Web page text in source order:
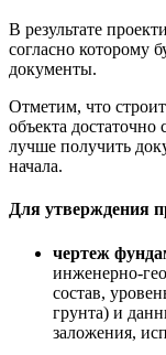
В результате
согласно которому
документы.
Отметим, что
объекта достаточно
лучше получить
начала.
Для утверждения
чертеж
инженерно-
состав,
грунта) и
заложения,